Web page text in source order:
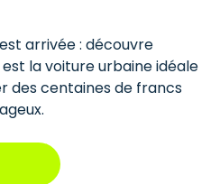
arrivée : découvre
la voiture urbaine idéale
des centaines de francs